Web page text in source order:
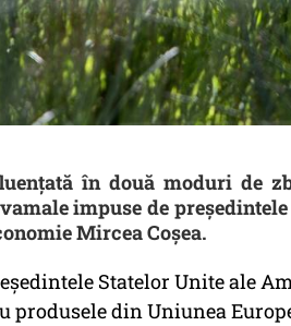
în două moduri de
impuse de
Mircea Coșea.
Statelor Unite ale
produsele din Uniunea